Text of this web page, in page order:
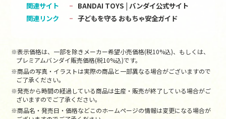
関連サイト
BANDAI TOYS | バンダイ公式サイト
関連リンク
子どもを守る おもちゃ安全ガイド
※表示価格は、一部を除きメーカー希望小売価格(税10%込)、もしくは、
プレミアムバンダイ販売価格(税10%込)です。
※商品の写真・イラストは実際の商品と一部異なる場合がございますので
ご了承ください。
※発売から時間の経過している商品は生産・販売が終了している場合がご
ざいますのでご了承ください。
※商品名・発売日・価格などこのホームページの情報は変更になる場合が